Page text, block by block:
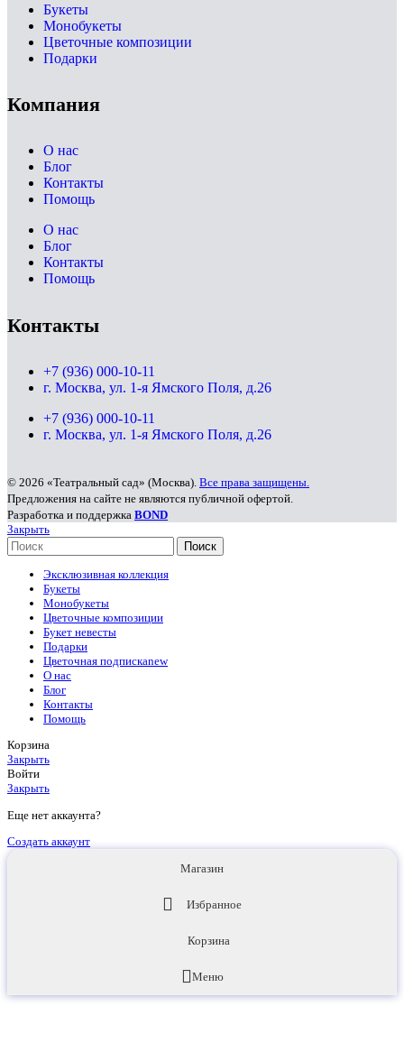
Букеты
Монобукеты
Цветочные композиции
Подарки
Компания
О нас
Блог
Контакты
Помощь
О нас
Блог
Контакты
Помощь
Контакты
+7 (936) 000-10-11
г. Москва, ул. 1-я Ямского Поля, д.26
+7 (936) 000-10-11
г. Москва, ул. 1-я Ямского Поля, д.26
© 2026 «Театральный сад» (Москва). Все права защищены.
Предложения на сайте не являются публичной офертой.
Разработка и поддержка BOND
Закрыть
Поиск
Эксклюзивная коллекция
Букеты
Монобукеты
Цветочные композиции
Букет невесты
Подарки
Цветочная подпискаnew
О нас
Блог
Контакты
Помощь
Корзина
Закрыть
Войти
Закрыть
Еще нет аккаунта?
Создать аккаунт
Магазин
Избранное
Корзина
Меню